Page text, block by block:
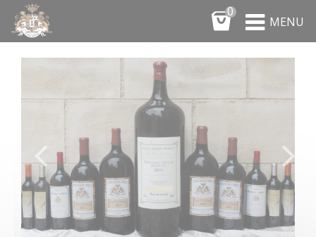
0
MENU
ARCHIVES DE NOVEMBRE, 2017
Panneau de gestion des cookies